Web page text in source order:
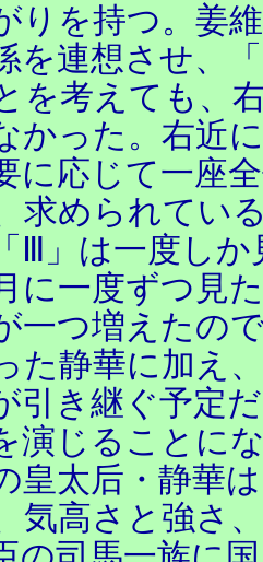
りを持つ。姜
を連想させ、
を考えても、
かった。右近
に応じて一座
求められてい
Ⅲ」は一度し
に一度ずつ見
一つ増えたの
た静華に加え
引き継ぐ予定
演じることに
皇太后・静華
気高さと強さ